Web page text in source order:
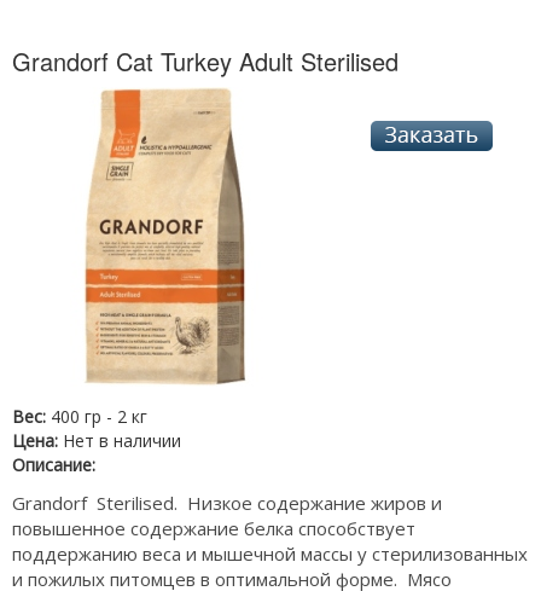
Grandorf Cat Turkey Adult Sterilised
Вес: 400 гр - 2 кг
Цена: Нет в наличии
Описание:
Grandorf Sterilised. Низкое содержание жиров и
повышенное содержание белка способствует
поддержанию веса и мышечной массы у стерилизованных
и пожилых питомцев в оптимальной форме. Мясо